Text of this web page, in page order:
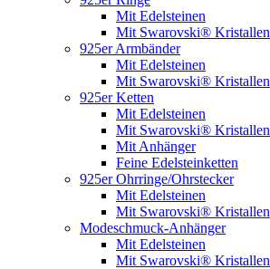
Mit Edelsteinen
Mit Swarovski® Kristallen
925er Armbänder
Mit Edelsteinen
Mit Swarovski® Kristallen
925er Ketten
Mit Edelsteinen
Mit Swarovski® Kristallen
Mit Anhänger
Feine Edelsteinketten
925er Ohrringe/Ohrstecker
Mit Edelsteinen
Mit Swarovski® Kristallen
Modeschmuck-Anhänger
Mit Edelsteinen
Mit Swarovski® Kristallen